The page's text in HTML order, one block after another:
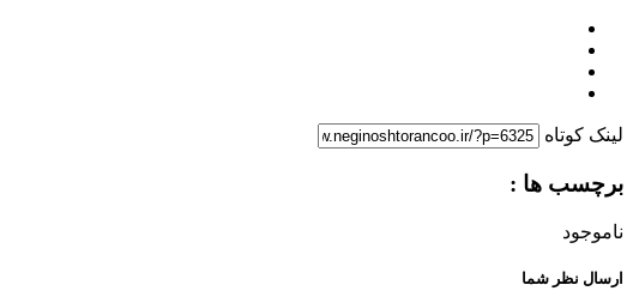
لینک کوتاه
برچسب ها :
ناموجود
ارسال نظر شما